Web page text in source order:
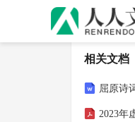
相关文档
屈原诗
2023年